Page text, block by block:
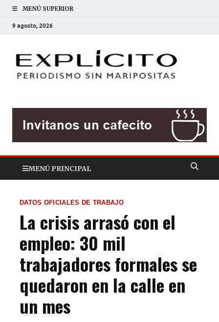
MENÚ SUPERIOR
9 agosto, 2026
MENÚ PRINCIPAL
DATOS OFICIALES DE TRABAJO
La crisis arrasó con el
empleo: 30 mil
trabajadores formales se
quedaron en la calle en
un mes